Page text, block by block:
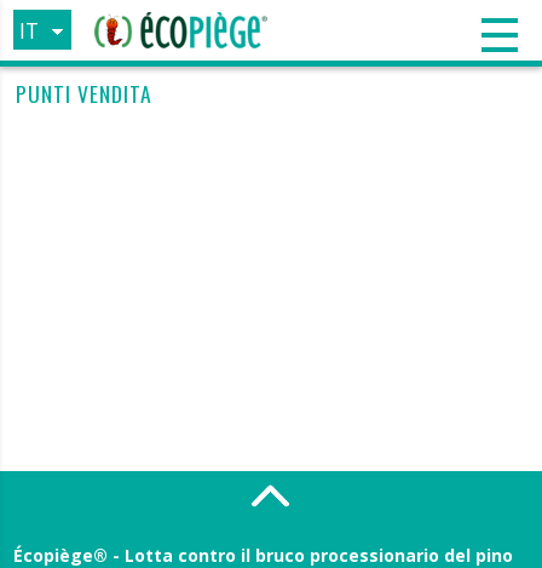
IT
FR
PUNTI VENDITA
Écopiège® - Lotta contro il bruco processionario del pino